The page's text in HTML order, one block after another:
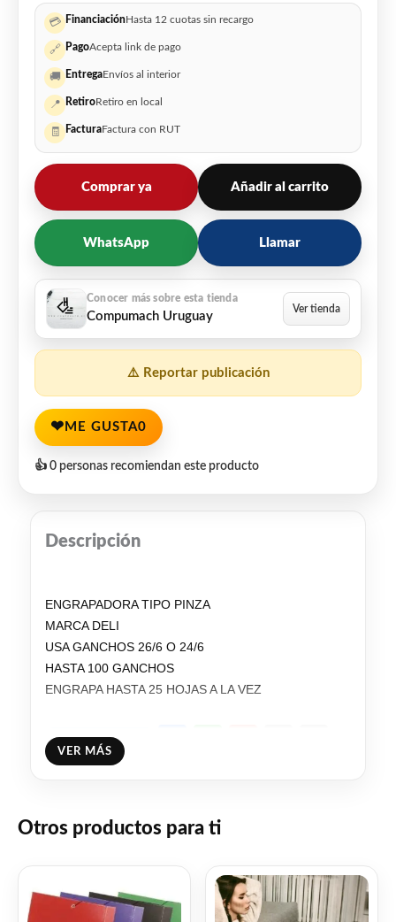
💳 FinanciaciónHasta 12 cuotas sin recargo
🔗 PagoAcepta link de pago
🚚 EntregaEnvíos al interior
📍 RetiroRetiro en local
🧾 FacturaFactura con RUT
Comprar ya Añadir al carrito
WhatsApp Llamar
Compumach Uruguay
⚠️ Reportar publicación
❤ ME GUSTA0
👍 0 personas recomiendan este producto
Descripción
ENGRAPADORA TIPO PINZA
MARCA DELI
USA GANCHOS 26/6 O 24/6
HASTA 100 GANCHOS
ENGRAPA HASTA 25 HOJAS A LA VEZ
Share
Twitter
Share
❤ME GUSTA0
VER MÁS
Otros productos para ti